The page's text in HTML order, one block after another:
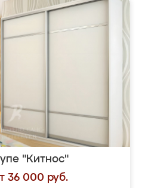
"Китнос"
36 000 руб.